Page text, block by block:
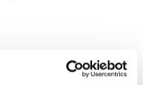
Χαρίτου 11,